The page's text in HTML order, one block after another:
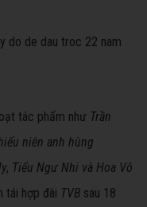
tác phẩm như Trần
niên anh hùng
, Tiểu Ngư Nhi và Hoa Vô
tái hợp đài TVB sau 18